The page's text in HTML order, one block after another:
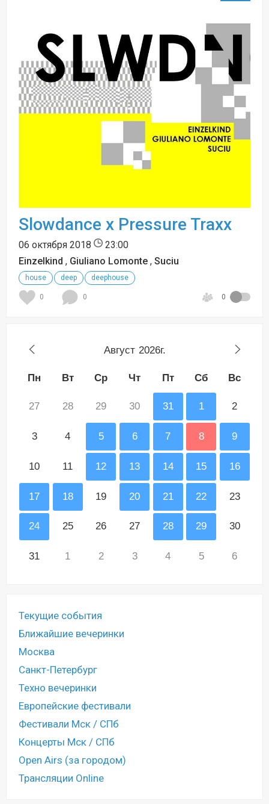
Slowdance x Pressure Traxx
06 октября 2018
23:00
Einzelkind , Giuliano Lomonte , Suciu
house deep deephouse
0 0 0
Август 2026г.
Пн Вт Ср Чт Пт Сб Вс
27 28 29 30 31 1 2
3 4 5 6 7 8 9
10 11 12 13 14 15 16
17 18 19 20 21 22 23
24 25 26 27 28 29 30
31 1 2 3 4 5 6
Текущие события
Ближайшие вечеринки
Москва
Санкт-Петербург
Техно вечеринки
Европейские фестивали
Фестивали Мск / СПб
Концерты Мск / СПб
Open Airs (за городом)
Трансляции Online